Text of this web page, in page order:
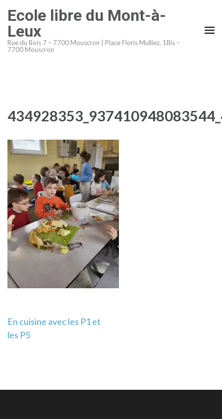
au
contenu
(Pressez
Ecole libre du Mont-à-
Leux
Rue du Bois 7 – 7700 Mouscron | Place Floris Mulliez, 1Bis –
7700 Mouscron
Navigation
de
En cuisine avec les P1 et
les P5